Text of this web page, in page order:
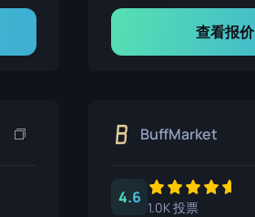
查看报价
BuffMarket
4.6
1.0K 投票